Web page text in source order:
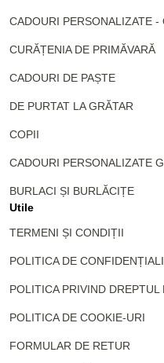
CADOURI PERSONALIZATE
CURĂȚENIA DE PRIMĂVARĂ
CADOURI DE PAȘTE
DE PURTAT LA GRĂTAR
COPII
CADOURI PERSONALIZATE
BURLACI ȘI BURLĂCIȚE
Utile
TERMENI ȘI CONDIȚII
POLITICA DE
POLITICA PRIVIND DREPTUL
POLITICA DE COOKIE-URI
FORMULAR DE RETUR